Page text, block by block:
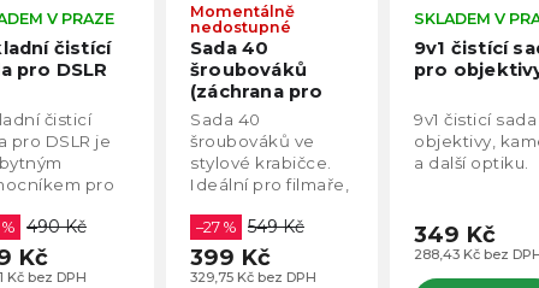
čistící
pro DSLR
V PRAZE
Kč bez DPH
490 Kč
Kč
čisticí
pro DSLR je
pro
vše
k
a
Sada 40
šroubováků
(záchrana pro
filmaře)
Momentálně
nedostupné
329,75 Kč bez DPH
–27 % 549 Kč
399 Kč
Sada 40
šroubováků ve
stylové krabičce.
Ideální pro filmaře,
9v1 čistící
pro
SKLADEM V
288,43 Kč bez
349 Kč
9v1 čisticí
objektivy,
a další optiku.